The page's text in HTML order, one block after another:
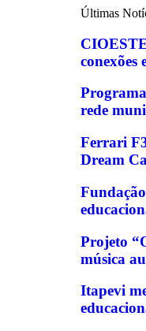
Últimas
conexões
rede
Ferrari
Dream
Projeto
música
Itapevi